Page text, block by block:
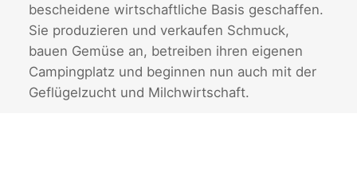
bescheidene wirtschaftliche Basis geschaffen.
Sie produzieren und verkaufen Schmuck,
bauen Gemüse an, betreiben ihren eigenen
Campingplatz und beginnen nun auch mit der
Geflügelzucht und Milchwirtschaft.